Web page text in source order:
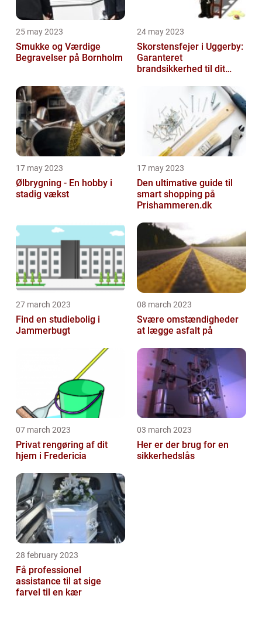
25 may 2023
Smukke og Værdige
Begravelser på Bornholm
24 may 2023
Skorstensfejer i Uggerby:
Garanteret
brandsikkerhed til dit
17 may 2023
Ølbrygning - En hobby i
stadig vækst
17 may 2023
Den ultimative guide til
smart shopping på
Prishammeren.dk
27 march 2023
Find en studiebolig i
Jammerbugt
08 march 2023
Svære omstændigheder
at lægge asfalt på
07 march 2023
Privat rengøring af dit
hjem i Fredericia
03 march 2023
Her er der brug for en
sikkerhedslås
28 february 2023
Få professionel
assistance til at sige
farvel til en kær